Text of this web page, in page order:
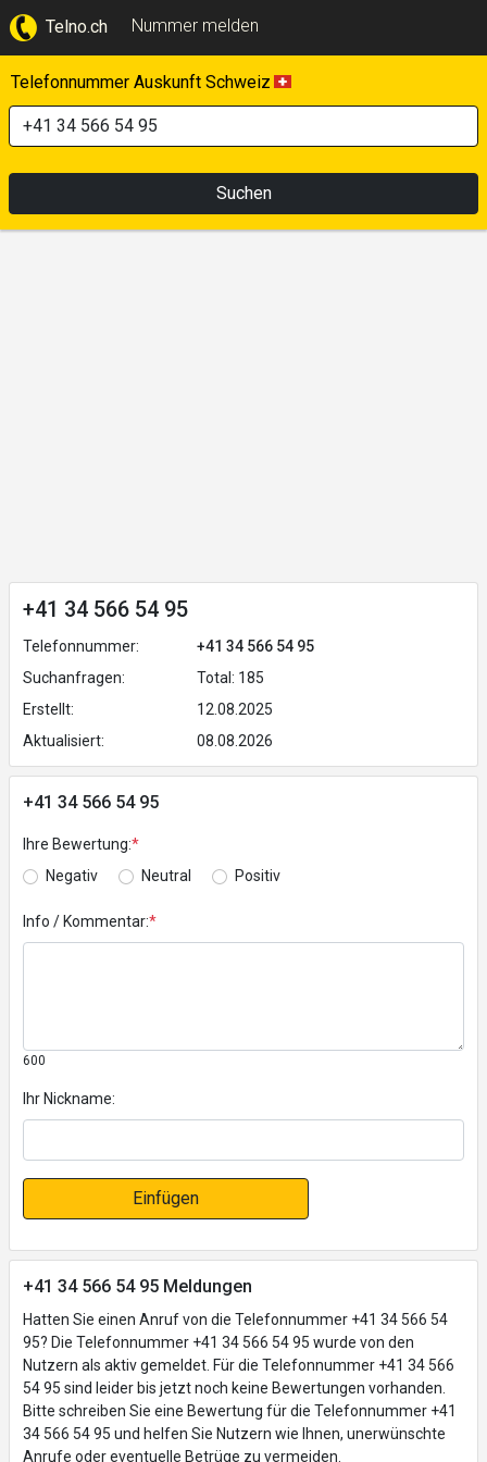
Telno.ch Nummer melden
Telefonnummer Auskunft Schweiz
Suchen
+41 34 566 54 95
Telefonnummer:
+41 34 566 54 95
Suchanfragen:
Total: 185
Erstellt:
12.08.2025
Aktualisiert:
08.08.2026
+41 34 566 54 95
Ihre Bewertung:*
Negativ
Neutral Positiv
Info / Kommentar:*
600
Ihr Nickname:
Einfügen
+41 34 566 54 95 Meldungen
Hatten Sie einen Anruf von die Telefonnummer +41 34 566 54
95? Die Telefonnummer +41 34 566 54 95 wurde von den
Nutzern als aktiv gemeldet. Für die Telefonnummer +41 34 566
54 95 sind leider bis jetzt noch keine Bewertungen vorhanden.
Bitte schreiben Sie eine Bewertung für die Telefonnummer +41
34 566 54 95 und helfen Sie Nutzern wie Ihnen, unerwünschte
Anrufe oder eventuelle Betrüge zu vermeiden.